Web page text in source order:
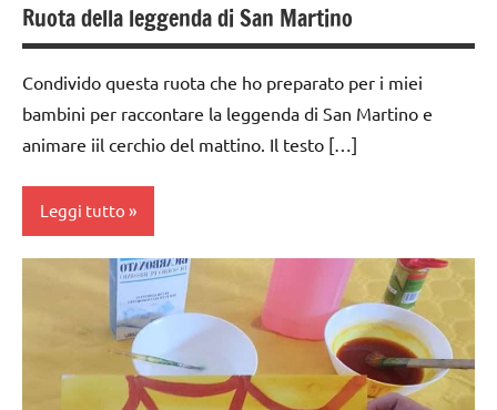
EDUCAZIONE
ESPERIMENTI
E ATTIVITA'
STEM
ESPERIMENTI
SCIENTIFICI
GEOGRAFIA
DIDATTICA
MONTESSORI
SCIENZE
Ruota della leggenda di San Martino
Condivido questa ruota che ho preparato per i miei
bambini per raccontare la leggenda di San Martino e
animare iil cerchio del mattino. Il testo […]
Leggi tutto
classe